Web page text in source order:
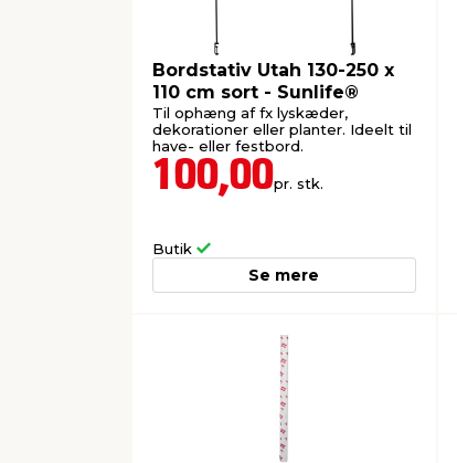
Bordstativ Utah 130-250 x
110 cm sort - Sunlife®
Til ophæng af fx lyskæder,
dekorationer eller planter. Ideelt til
have- eller festbord.
100,00pr. stk.
Butik
Se mere